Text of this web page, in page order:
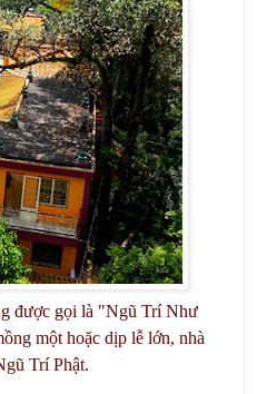
được gọi là "Ngũ Trí Như
một hoặc dịp lễ lớn, nhà
Trí Phật.